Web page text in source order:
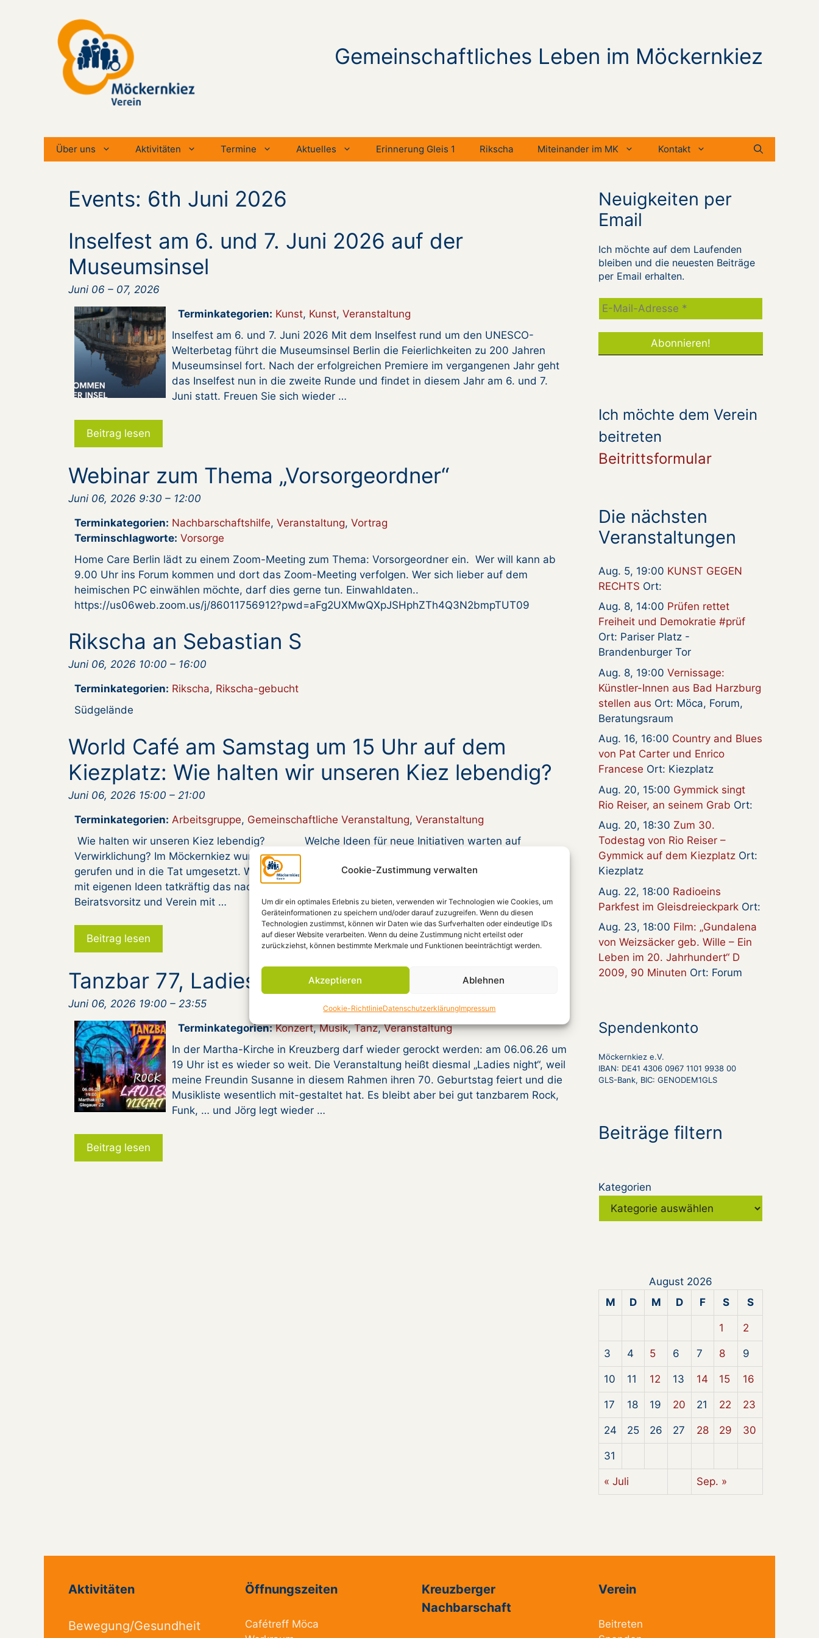
Cookie-Zustimmung verwalten
Um dir ein optimales Erlebnis zu bieten, verwenden wir Technologien wie Cookies, um
Geräteinformationen zu speichern und/oder darauf zuzugreifen. Wenn du diesen
Technologien zustimmst, können wir Daten wie das Surfverhalten oder eindeutige IDs
auf dieser Website verarbeiten. Wenn du deine Zustimmung nicht erteilst oder
zurückziehst, können bestimmte Merkmale und Funktionen beeinträchtigt werden.
Akzeptieren Ablehnen
Cookie-RichtlinieDatenschutzerklärungImpressum
Gemeinschaftliches Leben im Möckernkiez
Über uns Aktivitäten Termine Aktuelles Erinnerung Gleis 1 Rikscha Miteinander im MK Kontakt
Events: 6th Juni 2026
Inselfest am 6. und 7. Juni 2026 auf der
Museumsinsel
Juni 06 – 07, 2026
Terminkategorien: Kunst, Kunst, Veranstaltung
Inselfest am 6. und 7. Juni 2026 Mit dem Inselfest rund um den UNESCO-
Welterbetag führt die Museumsinsel Berlin die Feierlichkeiten zu 200 Jahren
Museumsinsel fort. Nach der erfolgreichen Premiere im vergangenen Jahr geht
das Inselfest nun in die zweite Runde und findet in diesem Jahr am 6. und 7.
Juni statt. Freuen Sie sich wieder …
Beitrag lesen
Webinar zum Thema „Vorsorgeordner“
Juni 06, 2026 9:30 – 12:00
Terminkategorien: Nachbarschaftshilfe, Veranstaltung, Vortrag
Terminschlagworte: Vorsorge
Home Care Berlin lädt zu einem Zoom-Meeting zum Thema: Vorsorgeordner ein. Wer will kann ab
9.00 Uhr ins Forum kommen und dort das Zoom-Meeting verfolgen. Wer sich lieber auf dem
heimischen PC einwählen möchte, darf dies gerne tun. Einwahldaten..
https://us06web.zoom.us/j/86011756912?pwd=aFg2UXMwQXpJSHphZTh4Q3N2bmpTUT09
Rikscha an Sebastian S
Juni 06, 2026 10:00 – 16:00
Terminkategorien: Rikscha, Rikscha-gebucht
Südgelände
World Café am Samstag um 15 Uhr auf dem
Kiezplatz: Wie halten wir unseren Kiez lebendig?
Juni 06, 2026 15:00 – 21:00
Terminkategorien: Arbeitsgruppe, Gemeinschaftliche Veranstaltung, Veranstaltung
Wie halten wir unseren Kiez lebendig? Welche Ideen für neue Initiativen warten auf
Verwirklichung? Im Möckernkiez wurden viele Aktivitäten von den Bewohner*innen ins Leben
gerufen und in die Tat umgesetzt. Wie erreichen wir, dass auch in Zukunft so viele Bewohner*innen
mit eigenen Ideen tatkräftig das nachbarschaftliche Miteinander gestalten? In unserem von
Beiratsvorsitz und Verein mit …
Beitrag lesen
Tanzbar 77, Ladies Night
Juni 06, 2026 19:00 – 23:55
Terminkategorien: Konzert,Musik,Tanz,Veranstaltung
In der Martha-Kirche in Kreuzberg darf wieder gerockt werden: am 06.06.26 um
19 Uhr ist es wieder so weit. Die Veranstaltung heißt diesmal „Ladies night“, weil
meine Freundin Susanne in diesem Rahmen ihren 70. Geburtstag feiert und die
Musikliste wesentlich mit-gestaltet hat. Es bleibt aber bei gut tanzbarem Rock,
Funk, … und Jörg legt wieder …
Beitrag lesen
Neuigkeiten per
Email
Ich möchte auf dem Laufenden
bleiben und die neuesten Beiträge
per Email erhalten.
Ich möchte dem Verein
beitreten
Beitrittsformular
Die nächsten
Veranstaltungen
Aug. 5, 19:00 KUNST GEGEN
RECHTS Ort:
Aug. 8, 14:00 Prüfen rettet
Freiheit und Demokratie #prüf
Ort: Pariser Platz -
Brandenburger Tor
Aug. 8, 19:00 Vernissage:
Künstler-Innen aus Bad Harzburg
stellen aus Ort: Möca, Forum,
Beratungsraum
Aug. 16, 16:00 Country and Blues
von Pat Carter und Enrico
Francese Ort: Kiezplatz
Aug. 20, 15:00 Gymmick singt
Rio Reiser, an seinem Grab Ort:
Aug. 20, 18:30 Zum 30.
Todestag von Rio Reiser –
Gymmick auf dem Kiezplatz Ort:
Kiezplatz
Aug. 22, 18:00 Radioeins
Parkfest im Gleisdreieckpark Ort:
Aug. 23, 18:00 Film: „Gundalena
von Weizsäcker geb. Wille – Ein
Leben im 20. Jahrhundert“ D
2009, 90 Minuten Ort: Forum
Spendenkonto
Möckernkiez e.V.
IBAN: DE41 4306 0967 1101 9938 00
GLS-Bank, BIC: GENODEM1GLS
Beiträge filtern
Kategorien
August 2026
M
D M D F S S
1 2
3 4 5 6 7 8 9
10 11 12 13 14 15 16
17 18 19 20 21 22 23
24 25 26 27 28 29 30
31
« Juli Sep. »
Aktivitäten
Bewegung/Gesundheit
Öffnungszeiten
Cafétreff Möca
Kreuzberger
Nachbarschaft
Verein
Beitreten